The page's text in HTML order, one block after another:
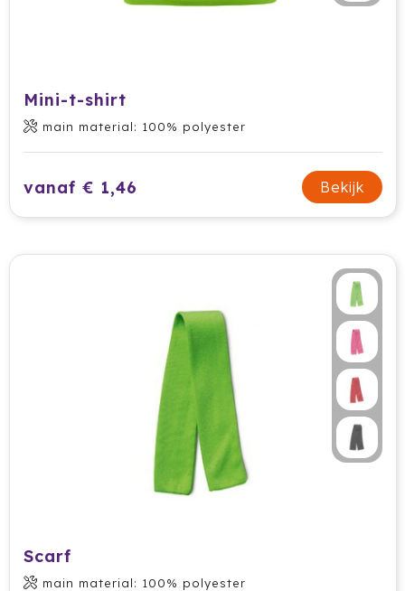
Mini-t-shirt
main material: 100% polyester
vanaf € 1,46 Bekijk
Scarf
main material: 100% polyester